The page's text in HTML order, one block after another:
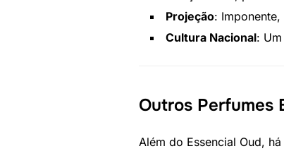
Projeção:
Cultura Nacional:
Outros Perfumes
Além do Essencial Oud,